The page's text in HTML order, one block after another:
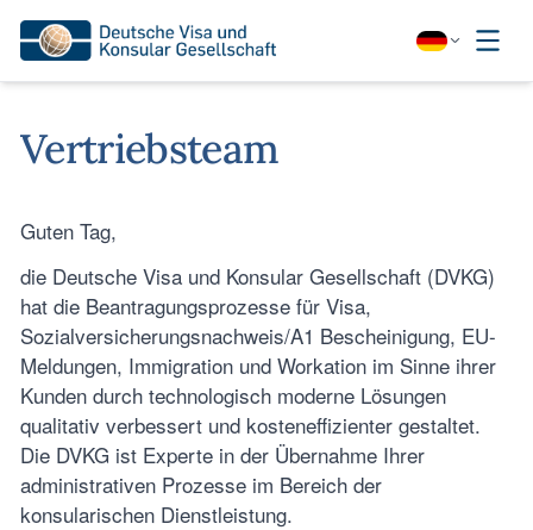
Vertriebsteam
Guten Tag,
die Deutsche Visa und Konsular Gesellschaft (DVKG)
hat die Beantragungsprozesse für Visa,
Sozialversicherungsnachweis/A1 Bescheinigung, EU-
Meldungen, Immigration und Workation im Sinne ihrer
Kunden durch technologisch moderne Lösungen
qualitativ verbessert und kosteneffizienter gestaltet.
Die DVKG ist Experte in der Übernahme Ihrer
administrativen Prozesse im Bereich der
konsularischen Dienstleistung.